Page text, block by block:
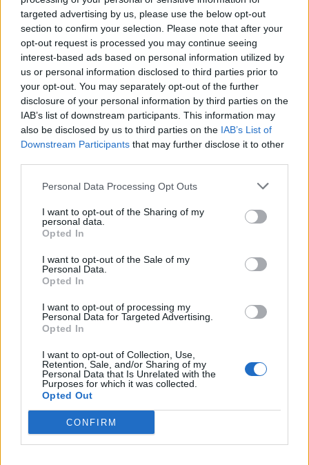
targeted advertising by us, please use the below opt-out
section to confirm your selection. Please note that after your
opt-out request is processed you may continue seeing
interest-based ads based on personal information utilized by
us or personal information disclosed to third parties prior to
your opt-out. You may separately opt-out of the further
disclosure of your personal information by third parties on the
IAB’s list of downstream participants. This information may
also be disclosed by us to third parties on the IAB’s List of
Downstream Participants that may further disclose it to other
Personal Data Processing Opt Outs
I want to opt-out of the Sharing of my
personal data.
Opted In
I want to opt-out of the Sale of my
Personal Data.
Opted In
I want to opt-out of processing my
Personal Data for Targeted Advertising.
Opted In
I want to opt-out of Collection, Use,
Retention, Sale, and/or Sharing of my
Personal Data that Is Unrelated with the
Purposes for which it was collected.
Opted Out
CONFIRM
NYHET
Anna är nöjd med att ha
expanderat
Publicerat2019-01-07
Anna Claesson och Niklas Aronsson driver Fermenterarna.
Ronny Karlsson.
Fermenterarna blev ett uppskattat nytillskott på